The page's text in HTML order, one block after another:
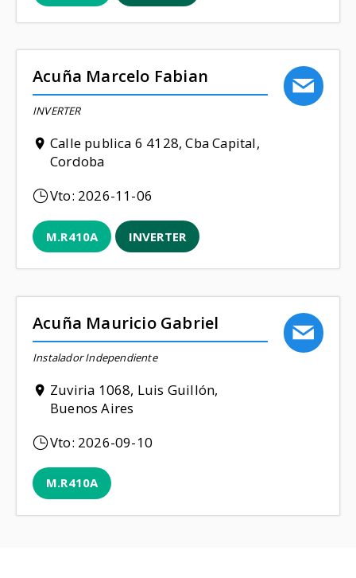
Acuña Marcelo Fabian
INVERTER
Calle publica 6 4128, Cba Capital,
Cordoba
Vto: 2026-11-06
M.R410A INVERTER
Acuña Mauricio Gabriel
Instalador Independiente
Zuviria 1068, Luis Guillón,
Buenos Aires
Vto: 2026-09-10
M.R410A